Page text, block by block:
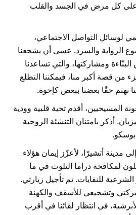
على كل مرض في الجسد والقلب
لوسائل التواصل الاجتماعي،
الرواية والسرد. عسى أن يشجعنا
ومشاركتها، والتي تساعدنا
من قصة أكبر منا، فيمكننا التطلع
نهتم حقًا بعضنا ببعض كإخوة.
المسيحيين، أقدم تحية قلبية وودية
أذكر بامتنان التنشئة الروحية
بوسكو.
مدينة أتشيرّا، لأعزّز إيمان هؤلاء
لمكافحة دراما التلوث في ما
للنفايات. تم تأجيل زيارتي.
وتشجيعي للأسقف والكهنة
في انتظار لقائنا في أقرب